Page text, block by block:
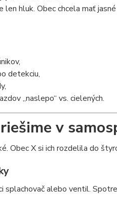
len hluk. Obec chcela mať
detekciu,
„naslepo“ vs. cielených.
v
Obec X si ich rozdelila do
splachovač alebo ventil.